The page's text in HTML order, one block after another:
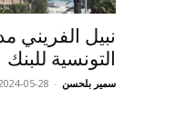
نبيل الفريني
التونسية للبنك
سمير بلحسن -
05-28